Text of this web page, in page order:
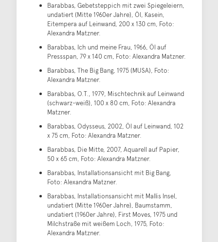
Barabbas, Gebetsteppich mit zwei Spiegeleiern,
undatiert (Mitte 1960er Jahre), Öl, Kasein,
Eitempera auf Leinwand, 200 x 130 cm, Foto:
Alexandra Matzner.
Barabbas, Ich und meine Frau, 1966, Öl auf
Pressspan, 79 x 140 cm, Foto: Alexandra Matzner.
Barabbas, The Big Bang, 1975 (MUSA), Foto:
Alexandra Matzner.
Barabbas, O.T., 1979, Mischtechnik auf Leinwand
(schwarz-weiß), 100 x 80 cm, Foto: Alexandra
Matzner.
Barabbas, Odysseus, 2002, Öl auf Leinwand, 102
x 75 cm, Foto: Alexandra Matzner.
Barabbas, Die Mitte, 2007, Aquarell auf Papier,
50 x 65 cm, Foto: Alexandra Matzner.
Barabbas, Installationsansicht mit Big Bang,
Foto: Alexandra Matzner.
Barabbas, Installationsansicht mit Mallis Insel,
undatiert (Mitte 1960er Jahre), Baumstamm,
undatiert (1960er Jahre), First Moves, 1975 und
Milchstraße mit weißem Loch, 1975, Foto:
Alexandra Matzner.